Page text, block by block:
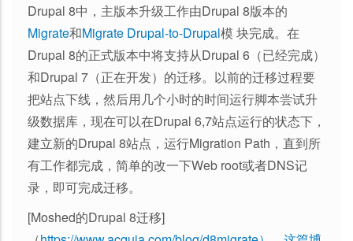
Drupal 8中，主版本升级工作由Drupal 8版本的
Migrate和Migrate Drupal-to-Drupal模 块完成。在
Drupal 8的正式版本中将支持从Drupal 6（已经完成）
和Drupal 7（正在开发）的迁移。以前的迁移过程要
把站点下线，然后用几个小时的时间运行脚本尝试升
级数据库，现在可以在Drupal 6,7站点运行的状态下，
建立新的Drupal 8站点，运行Migration Path，直到所
有工作都完成，简单的改一下Web root或者DNS记
录，即可完成迁移。
[Moshed的Drupal 8迁移]